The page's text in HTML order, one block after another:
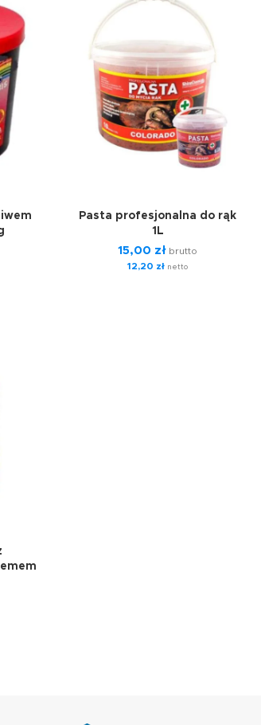
Pasta profesjonalna do rąk
1L
15,00 zł brutto
12,20 zł netto